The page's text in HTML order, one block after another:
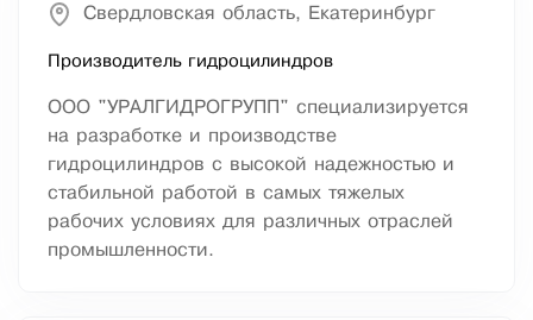
Свердловская область, Екатеринбург
Производитель гидроцилиндров
ООО "УРАЛГИДРОГРУПП" специализируется
на разработке и производстве
гидроцилиндров с высокой надежностью и
стабильной работой в самых тяжелых
рабочих условиях для различных отраслей
промышленности.